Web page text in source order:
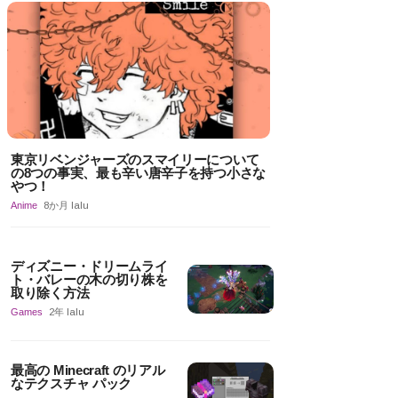
東京リベンジャーズのスマイリーについて
の8つの事実、最も辛い唐辛子を持つ小さな
やつ！
Anime 8か月 lalu
ディズニー・ドリームライ
ト・バレーの木の切り株を
取り除く方法
Games 2年 lalu
最高の Minecraft のリアル
なテクスチャ パック